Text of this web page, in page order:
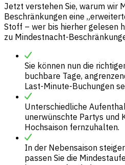
Jetzt verstehen Sie, warum wir
Beschränkungen eine
Stoff – wer bis hierher gelesen
zu Mindestnacht-
Sie können nun die
buchbare Tage,
Last-Minute-Buchungen
Unterschiedliche
unerwünschte Partys und
Hochsaison fernzuhalten.
In der Nebensaison
passen Sie die